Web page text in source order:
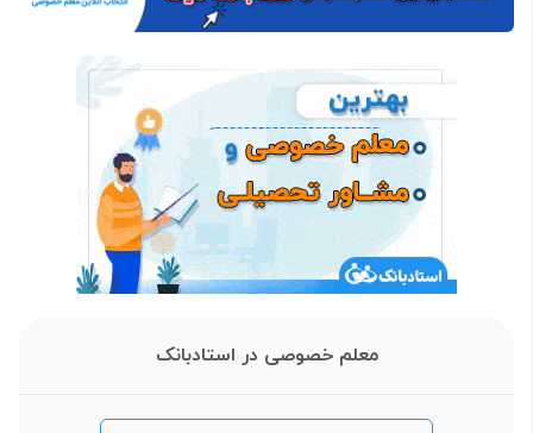
معلم خصوصی در استادبانک